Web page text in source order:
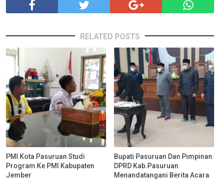
RELATED POSTS
PMI Kota Pasuruan Studi
Program Ke PMI Kabupaten
Jember
Bupati Pasuruan Dan Pimpinan
DPRD Kab.Pasuruan
Menandatangani Berita Acara